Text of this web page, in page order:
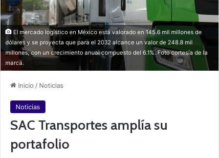
El mercado logístico en México está valorado en 145.6 mil millones de
dólares y se proyecta que para el 2032 alcance un valor de 248.8 mil
millones, con un crecimiento anual compuesto del 6.1%. Foto cortesía de la
marca.
Inicio / Noticias
Noticias
SAC Transportes amplía su
portafolio